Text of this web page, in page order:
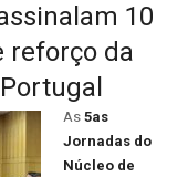
10
reforço da
As 5as
Jornadas do
Núcleo de